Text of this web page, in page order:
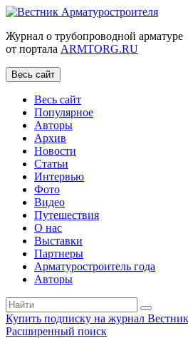
Журнал о трубопроводной арматуре
от портала ARMTORG.RU
Весь сайт
Весь сайт
Популярное
Авторы
Архив
Новости
Статьи
Интервью
Фото
Видео
Путешествия
О нас
Выставки
Партнеры
Арматуростроитель года
Авторы
Купить подписку на журнал
Расширенный поиск